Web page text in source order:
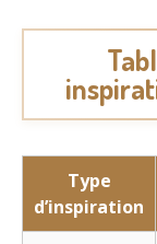
Type
d’inspiration